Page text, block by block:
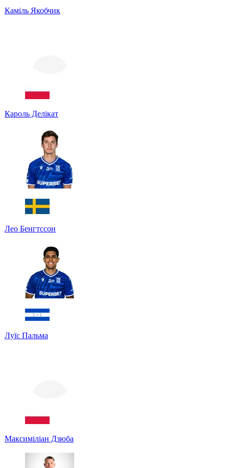
Каміль Якобчик
Кароль Делікат
Лео Бенгтссон
Луїс Пальма
Максиміліан Дзюба